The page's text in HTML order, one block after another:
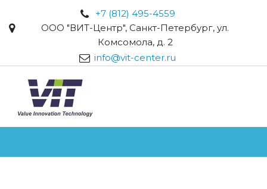
+7 (812) 495-4559
ООО "ВИТ-Центр", Санкт-Петербург, ул.
Комсомола, д. 2
info@vit-center.ru